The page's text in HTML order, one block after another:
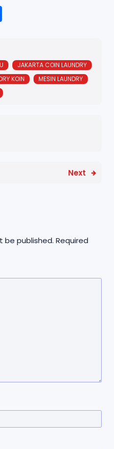
r
e
JAKARTA COIN LAUNDRY
KOIN
MESIN LAUNDRY
Next
be published. Required